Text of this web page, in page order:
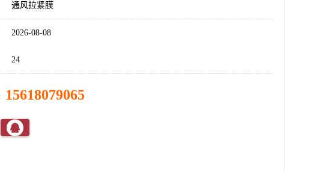
通风拉紧膜
2026-08-08
24
15618079065